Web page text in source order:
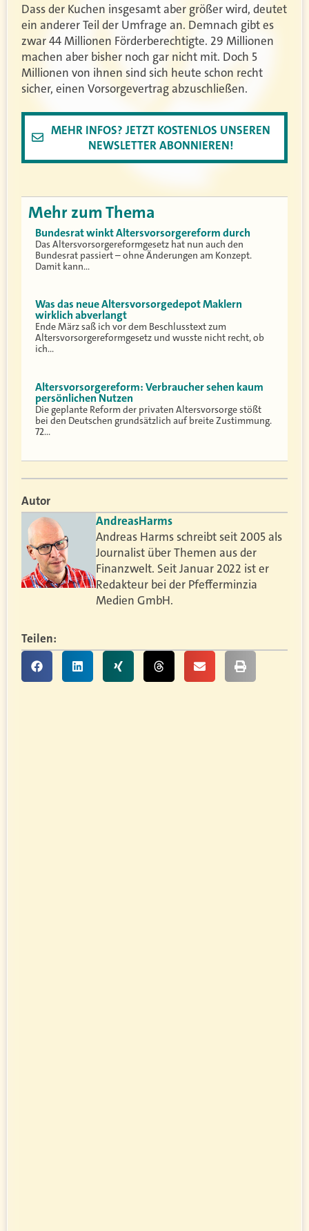
Dass der Kuchen insgesamt aber größer wird, deutet
ein anderer Teil der Umfrage an. Demnach gibt es
zwar 44 Millionen Förderberechtigte. 29 Millionen
machen aber bisher noch gar nicht mit. Doch 5
Millionen von ihnen sind sich heute schon recht
sicher, einen Vorsorgevertrag abzuschließen.
MEHR INFOS? JETZT KOSTENLOS UNSEREN
NEWSLETTER ABONNIEREN!
Mehr zum Thema
Bundesrat winkt Altersvorsorgereform durch
Das Altersvorsorgereformgesetz hat nun auch den
Bundesrat passiert – ohne Änderungen am Konzept.
Damit kann…
Was das neue Altersvorsorgedepot Maklern
wirklich abverlangt
Ende März saß ich vor dem Beschlusstext zum
Altersvorsorgereformgesetz und wusste nicht recht, ob
ich…
Altersvorsorgereform: Verbraucher sehen kaum
persönlichen Nutzen
Die geplante Reform der privaten Altersvorsorge stößt
bei den Deutschen grundsätzlich auf breite Zustimmung.
72…
Autor
AndreasHarms
Andreas Harms schreibt seit 2005 als
Journalist über Themen aus der
Finanzwelt. Seit Januar 2022 ist er
Redakteur bei der Pfefferminzia
Medien GmbH.
Teilen: